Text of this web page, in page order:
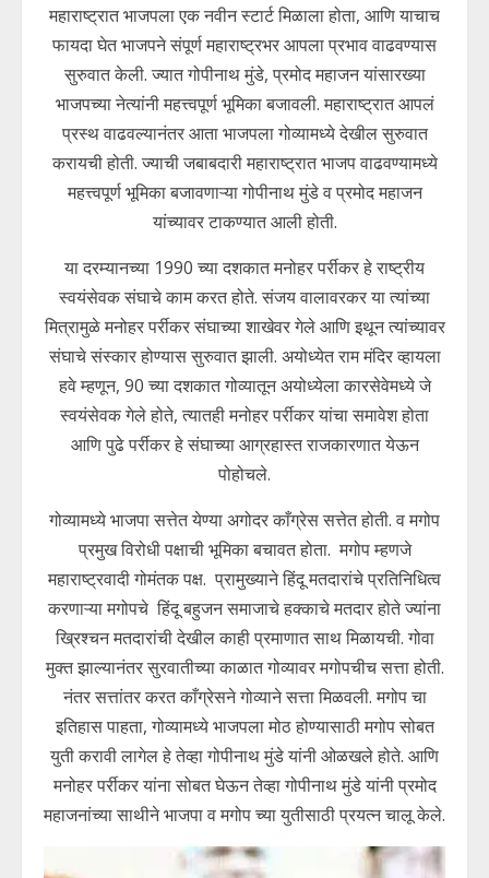
महाराष्ट्रात भाजपला एक नवीन स्टार्ट मिळाला होता, आणि याचाच
फायदा घेत भाजपने संपूर्ण महाराष्ट्रभर आपला प्रभाव वाढवण्यास
सुरुवात केली. ज्यात गोपीनाथ मुंडे, प्रमोद महाजन यांसारख्या
भाजपच्या नेत्यांनी महत्त्वपूर्ण भूमिका बजावली. महाराष्ट्रात आपलं
प्रस्थ वाढवल्यानंतर आता भाजपला गोव्यामध्ये देखील सुरुवात
करायची होती. ज्याची जबाबदारी महाराष्ट्रात भाजप वाढवण्यामध्ये
महत्त्वपूर्ण भूमिका बजावणाऱ्या गोपीनाथ मुंडे व प्रमोद महाजन
यांच्यावर टाकण्यात आली होती.
या दरम्यानच्या 1990 च्या दशकात मनोहर पर्रीकर हे राष्ट्रीय
स्वयंसेवक संघाचे काम करत होते. संजय वालावरकर या त्यांच्या
मित्रामुळे मनोहर पर्रीकर संघाच्या शाखेवर गेले आणि इथून त्यांच्यावर
संघाचे संस्कार होण्यास सुरुवात झाली. अयोध्येत राम मंदिर व्हायला
हवे म्हणून, 90 च्या दशकात गोव्यातून अयोध्येला कारसेवेमध्ये जे
स्वयंसेवक गेले होते, त्यातही मनोहर पर्रीकर यांचा समावेश होता
आणि पुढे पर्रीकर हे संघाच्या आग्रहास्त राजकारणात येऊन
पोहोचले.
गोव्यामध्ये भाजपा सत्तेत येण्या अगोदर काँग्रेस सत्तेत होती. व मगोप
प्रमुख विरोधी पक्षाची भूमिका बचावत होता. मगोप म्हणजे
महाराष्ट्रवादी गोमंतक पक्ष. प्रामुख्याने हिंदू मतदारांचे प्रतिनिधित्व
करणाऱ्या मगोपचे हिंदू बहुजन समाजाचे हक्काचे मतदार होते ज्यांना
ख्रिश्चन मतदारांची देखील काही प्रमाणात साथ मिळायची. गोवा
मुक्त झाल्यानंतर सुरवातीच्या काळात गोव्यावर मगोपचीच सत्ता होती.
नंतर सत्तांतर करत काँग्रेसने गोव्याने सत्ता मिळवली. मगोप चा
इतिहास पाहता, गोव्यामध्ये भाजपला मोठ होण्यासाठी मगोप सोबत
युती करावी लागेल हे तेव्हा गोपीनाथ मुंडे यांनी ओळखले होते. आणि
मनोहर पर्रीकर यांना सोबत घेऊन तेव्हा गोपीनाथ मुंडे यांनी प्रमोद
महाजनांच्या साथीने भाजपा व मगोप च्या युतीसाठी प्रयत्न चालू केले.